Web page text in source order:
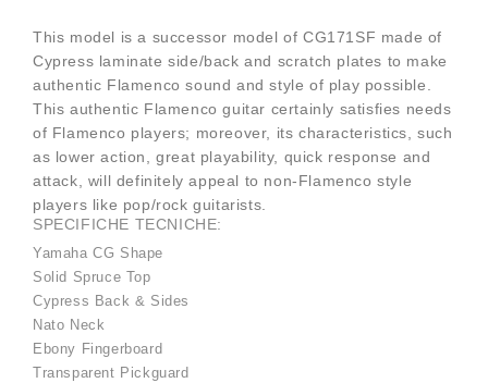
This model is a successor model of CG171SF made of
Cypress laminate side/back and scratch plates to make
authentic Flamenco sound and style of play possible.
This authentic Flamenco guitar certainly satisfies needs
of Flamenco players; moreover, its characteristics, such
as lower action, great playability, quick response and
attack, will definitely appeal to non-Flamenco style
players like pop/rock guitarists.
SPECIFICHE TECNICHE:
Yamaha CG Shape
Solid Spruce Top
Cypress Back & Sides
Nato Neck
Ebony Fingerboard
Transparent Pickguard